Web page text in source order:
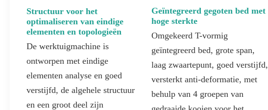
Structuur voor het
optimaliseren van eindige
elementen en topologieën
De werktuigmachine is
ontworpen met eindige
elementen analyse en goed
verstijfd, de algehele structuur
en een groot deel zijn
Geïntegreerd gegoten bed met
hoge sterkte
Omgekeerd T-vormig
geïntegreerd bed, grote span,
laag zwaartepunt, goed verstijfd,
versterkt anti-deformatie, met
behulp van 4 groepen van